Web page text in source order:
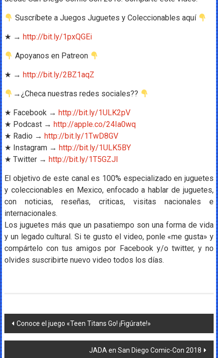
Suscríbete a Juegos Juguetes y Coleccionables aquí
★ → http://bit.ly/1pxQGEi
Apoyanos en Patreon
★ → http://bit.ly/2BZ1aqZ
→¿Checa nuestras redes sociales??
★ Facebook → http://bit.ly/1ULK2pV
★ Podcast → http://apple.co/24Ia0wq
★ Radio → http://bit.ly/1TwD8GV
★ Instagram → http://bit.ly/1ULK5BY
★ Twitter → http://bit.ly/1T5GZJl
El objetivo de este canal es 100% especializado en juguetes
y coleccionables en Mexico, enfocado a hablar de juguetes,
con noticias, reseñas, criticas, visitas nacionales e
internacionales.
Los juguetes más que un pasatiempo son una forma de vida
y un legado cultural. Si te gusto el video, ponle «me gusta» y
compártelo con tus amigos por Facebook y/o twitter, y no
olvides suscribirte nuevo video todos los días.
Navegación
de
Conoce el juego «Teen Titans Go! ¡Figúrate!»
JADA en San Diego Comic-Con 2018